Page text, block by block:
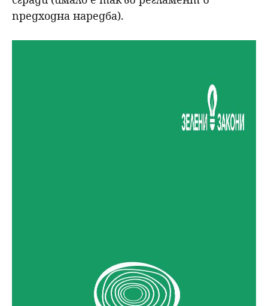
предходна наредба).